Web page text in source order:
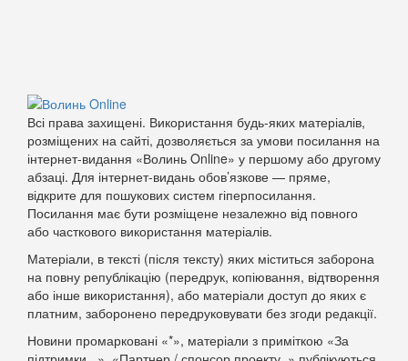
Всі права захищені. Використання будь-яких матеріалів,
розміщених на сайті, дозволяється за умови посилання на
інтернет-видання «Волинь Online» у першому або другому
абзаці. Для інтернет-видань обов’язкове — пряме,
відкрите для пошукових систем гіперпосилання.
Посилання має бути розміщене незалежно від повного
або часткового використання матеріалів.
Матеріали, в тексті (після тексту) яких міститься заборона
на повну републікацію (передрук, копіювання, відтворення
або інше використання), або матеріали доступ до яких є
платним, заборонено передруковувати без згоди редакції.
Новини промарковані «*», матеріали з приміткою «За